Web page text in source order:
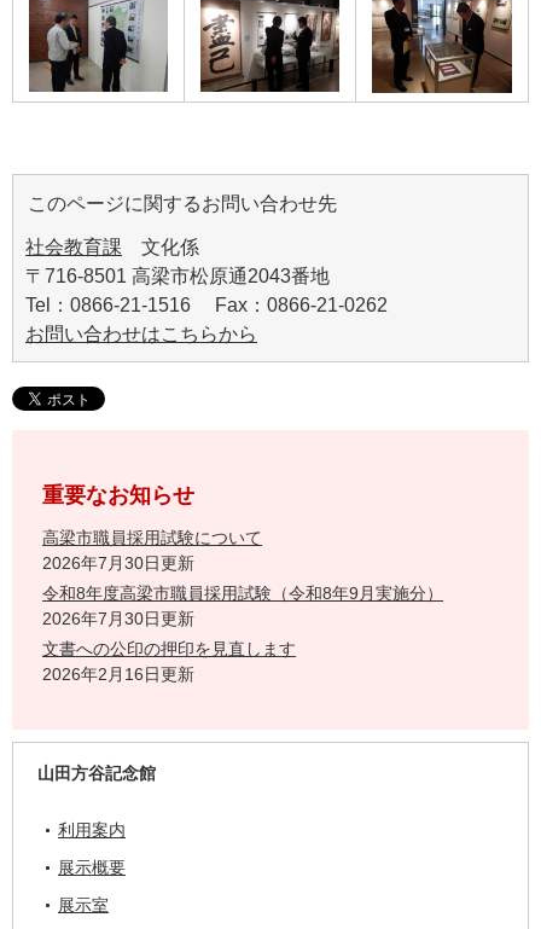
このページに関するお問い合わせ先
社会教育課 文化係
〒716-8501 高梁市松原通2043番地
Tel：0866-21-1516 Fax：0866-21-0262
お問い合わせはこちらから
重要なお知らせ
高梁市職員採用試験について
2026年7月30日更新
令和8年度高梁市職員採用試験（令和8年9月実施分）
2026年7月30日更新
文書への公印の押印を見直します
2026年2月16日更新
山田方谷記念館
利用案内
展示概要
展示室